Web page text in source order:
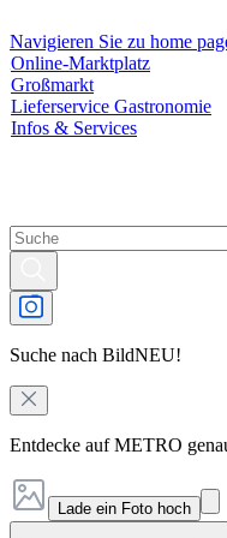
Navigieren Sie zu home
Online-Marktplatz
Großmarkt
Lieferservice Gastronomie
Infos & Services
Suche nach BildNEU!
Entdecke auf METRO
Lade ein Foto hoch